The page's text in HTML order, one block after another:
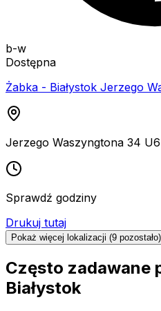
b-w
Dostępna
Żabka - Białystok Jerzego
Jerzego Waszyngtona 34
Sprawdź godziny
Drukuj tutaj
Pokaż więcej lokalizacji (9 pozostało)
Często zadawane
Białystok